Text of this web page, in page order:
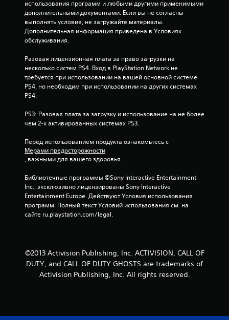
з
д
а
н
о
н
и
использования программ и любыми другими применимыми
дополнительными документами. Если вы не согласны
выполнять условия, не загружайте материалы.
Дополнительная информация приведена в Условиях
обслуживания.
Разовая лицензионная плата за право загрузки на
несколько систем PS4. Вход в PlayStation Network не
требуется при использовании на вашей основной системе
PS4, но необходим при использовании на других системах
PS4.
PS3: Разовая плата за загрузку и использование на не более
чем 2-х активированных системах PS3.
Перед использованием продукта ознакомьтесь с
Мерами предосторожности
, важными для вашего здоровья.
Библиотечные программы ©Sony Interactive Entertainment
Inc., эксклюзивно лицензированы Sony Interactive
Entertainment Europe. Действуют Условия использования
программ. Полный текст Условий использования см. на
сайте ru.playstation.com/legal.
©2013 Activision Publishing, Inc. ACTIVISION, CALL OF
DUTY, and CALL OF DUTY GHOSTS are trademarks of
Activision Publishing, Inc. All rights reserved.